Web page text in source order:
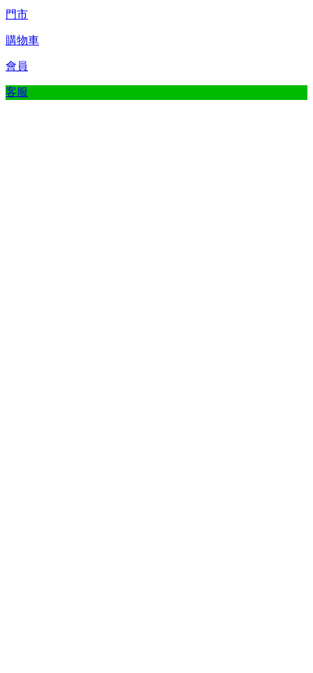
門市
購物車
會員
客服